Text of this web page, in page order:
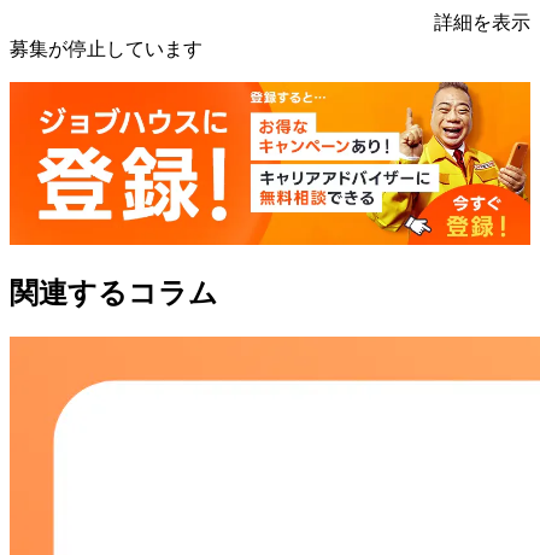
詳細を表示
募集が停止しています
関連するコラム